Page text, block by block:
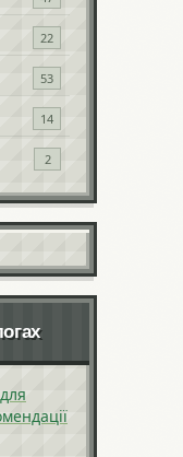
22
53
14
2